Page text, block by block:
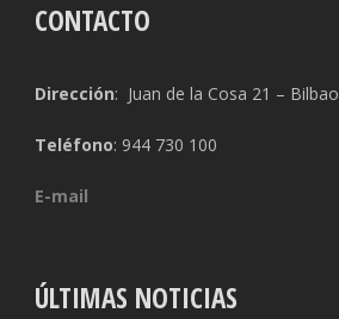
CONTACTO
Dirección: Juan de la Cosa 21 – Bilbao
Teléfono: 944 730 100
E-mail
ÚLTIMAS NOTICIAS